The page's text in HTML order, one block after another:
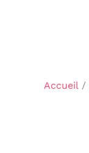
Accueil